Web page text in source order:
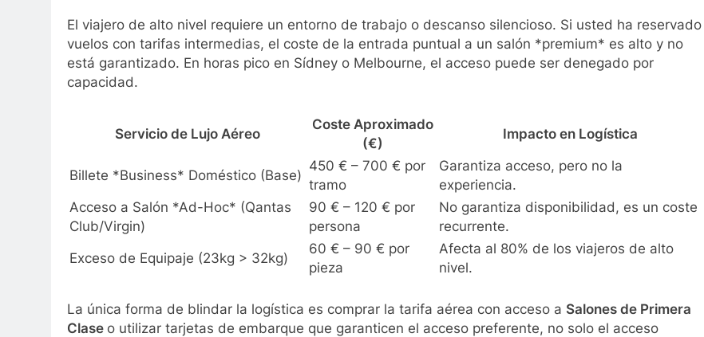
El viajero de alto nivel requiere un entorno de trabajo o descanso silencioso. Si usted ha reservado
vuelos con tarifas intermedias, el coste de la entrada puntual a un salón *premium* es alto y no
está garantizado. En horas pico en Sídney o Melbourne, el acceso puede ser denegado por
capacidad.
Servicio de Lujo Aéreo
Coste Aproximado
(€)
Impacto en Logística
Billete *Business* Doméstico (Base)
450 € – 700 € por
tramo
Garantiza acceso, pero no la
experiencia.
Acceso a Salón *Ad-Hoc* (Qantas
Club/Virgin)
90 € – 120 € por
persona
No garantiza disponibilidad, es un coste
recurrente.
Exceso de Equipaje (23kg > 32kg)
60 € – 90 € por
pieza
Afecta al 80% de los viajeros de alto
nivel.
La única forma de blindar la logística es comprar la tarifa aérea con acceso a Salones de Primera
Clase o utilizar tarjetas de embarque que garanticen el acceso preferente, no solo el acceso